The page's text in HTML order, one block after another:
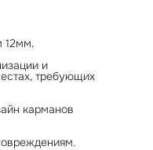
12мм.
и
требующих
карманов